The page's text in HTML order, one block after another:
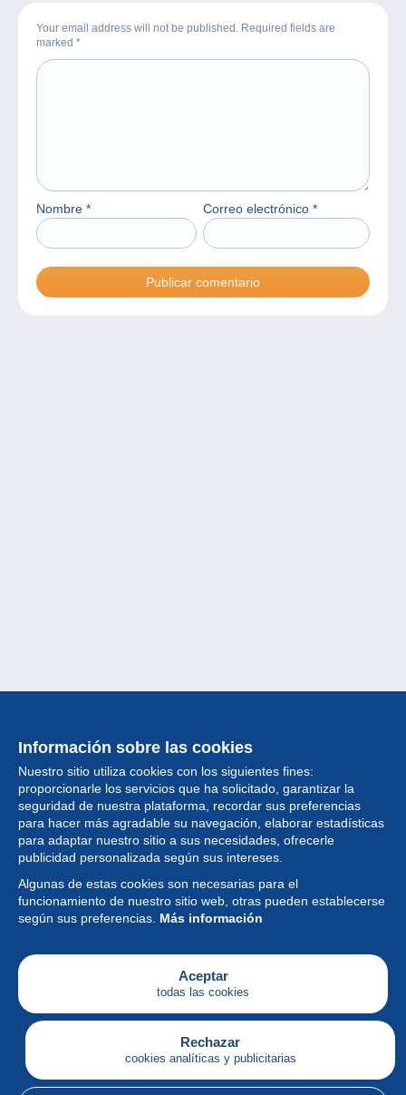
Your email address will not be published. Required fields are
marked *
Nombre * Correo electrónico *
Información sobre las cookies
Nuestro sitio utiliza cookies con los siguientes fines:
proporcionarle los servicios que ha solicitado, garantizar la
seguridad de nuestra plataforma, recordar sus preferencias
para hacer más agradable su navegación, elaborar estadísticas
para adaptar nuestro sitio a sus necesidades, ofrecerle
publicidad personalizada según sus intereses.
Algunas de estas cookies son necesarias para el
funcionamiento de nuestro sitio web, otras pueden establecerse
según sus preferencias. Más información
Aceptar
todas las cookies
Rechazar
cookies analíticas y publicitarias
Colección
Noticias
Funcionalidad
Empresa
Servicios
Escribir
Español